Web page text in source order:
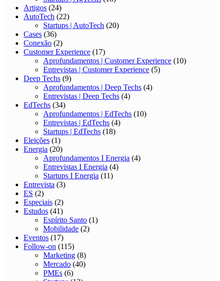
Artigos (24)
AutoTech (22)
Startups | AutoTech (20)
Cases (36)
Conexão (2)
Customer Experience (17)
Aprofundamentos | Customer Experience (10)
Entrevistas | Customer Experience (5)
Deep Techs (9)
Aprofundamentos | Deep Techs (4)
Entrevistas | Deep Techs (4)
EdTechs (34)
Aprofundamentos | EdTechs (10)
Entrevistas | EdTechs (4)
Startups | EdTechs (18)
Eleições (1)
Energia (20)
Aprofundamentos I Energia (4)
Entrevistas I Energia (4)
Startups I Energia (11)
Entrevista (3)
ES (2)
Especiais (2)
Estudos (41)
Espírito Santo (1)
Mobilidade (2)
Eventos (17)
Follow-on (115)
Marketing (8)
Mercado (40)
PMEs (6)